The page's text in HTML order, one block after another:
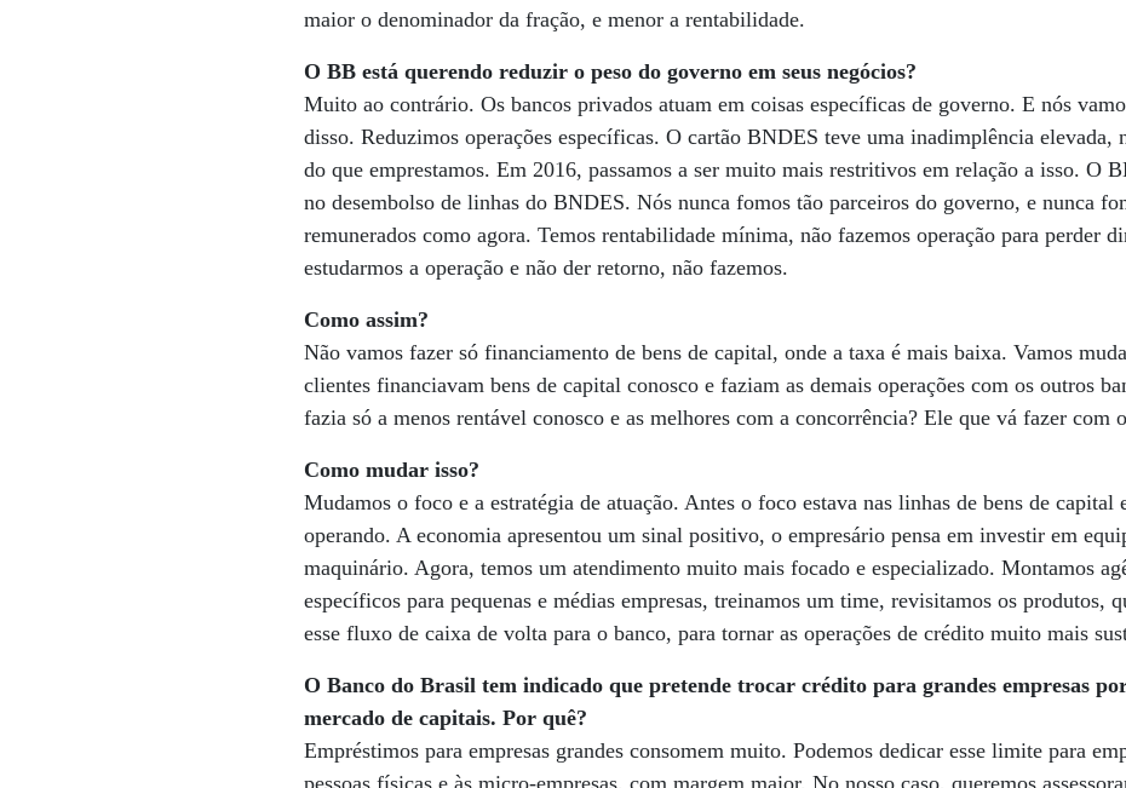
maior o denominador da fração, e menor a rentabilidade.
O BB está querendo reduzir o peso do governo em seus negócios?
Muito ao contrário. Os bancos privados atuam em coisas específicas de governo. E nós
disso. Reduzimos operações específicas. O cartão BNDES teve uma inadimplência elevada,
do que emprestamos. Em 2016, passamos a ser muito mais restritivos em relação a isso. O
no desembolso de linhas do BNDES. Nós nunca fomos tão parceiros do governo, e nunca
remunerados como agora. Temos rentabilidade mínima, não fazemos operação para perder
estudarmos a operação e não der retorno, não fazemos.
Como assim?
Não vamos fazer só financiamento de bens de capital, onde a taxa é mais baixa. Vamos
clientes financiavam bens de capital conosco e faziam as demais operações com os outros
fazia só a menos rentável conosco e as melhores com a concorrência? Ele que vá fazer com
Como mudar isso?
Mudamos o foco e a estratégia de atuação. Antes o foco estava nas linhas de bens de capital
operando. A economia apresentou um sinal positivo, o empresário pensa em investir em
maquinário. Agora, temos um atendimento muito mais focado e especializado. Montamos
específicos para pequenas e médias empresas, treinamos um time, revisitamos os produtos,
esse fluxo de caixa de volta para o banco, para tornar as operações de crédito muito mais
O Banco do Brasil tem indicado que pretende trocar crédito para grandes empresas
mercado de capitais. Por quê?
Empréstimos para empresas grandes consomem muito. Podemos dedicar esse limite para
pessoas físicas e às micro-empresas, com margem maior. No nosso caso, queremos